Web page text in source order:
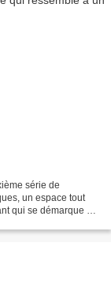
série de
un espace tout
qui se démarque et